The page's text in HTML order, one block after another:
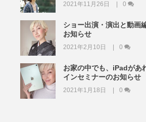
2021年11月26日 0
ショー出演・演出と動画
お知らせ
2021年2月10日 0
お家の中でも、iPadが
インセミナーのお知らせ
2021年1月18日 0